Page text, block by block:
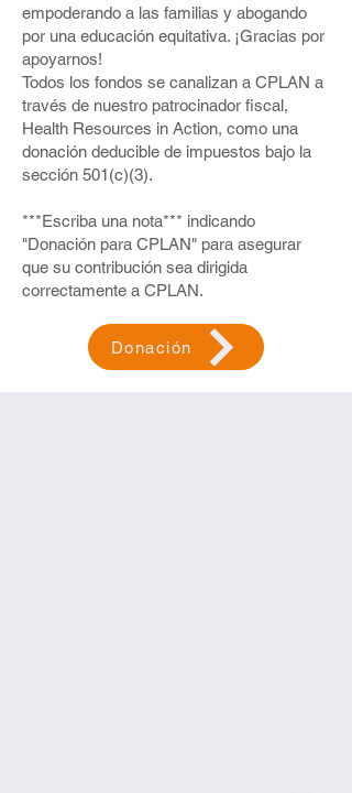
empoderando a las familias y abogando
por una educación equitativa. ¡Gracias por
apoyarnos!
Todos los fondos se canalizan a CPLAN a
través de nuestro patrocinador fiscal,
Health Resources in Action, como una
donación deducible de impuestos bajo la
sección 501(c)(3).
***Escriba una nota*** indicando
"Donación para CPLAN" para asegurar
que su contribución sea dirigida
correctamente a CPLAN.
Donación